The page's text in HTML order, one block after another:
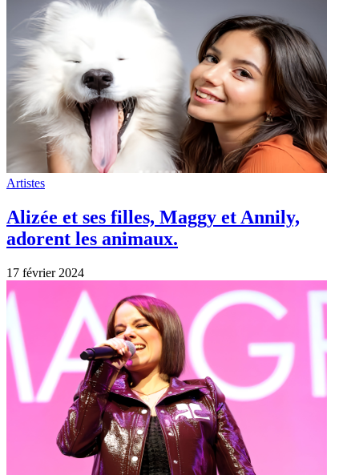
Artistes
Alizée et ses filles, Maggy et Annily,
adorent les animaux.
17 février 2024